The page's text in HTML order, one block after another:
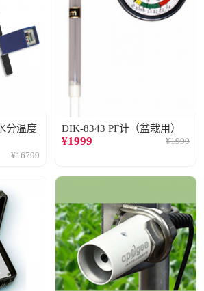
分温度
¥16799
DIK-8343 PF计（盆栽用）
¥1999 ¥1999